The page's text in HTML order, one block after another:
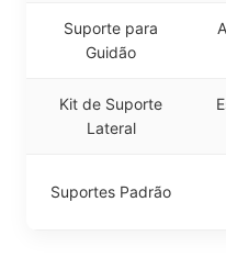
Suporte para
Guidão
Kit de Suporte
Lateral
Suportes Padrão